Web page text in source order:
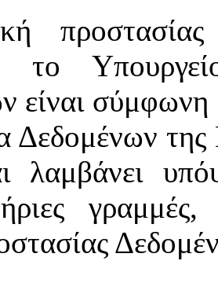
το
είναι σύμφωνη
Δεδομένων
λαμβάνει